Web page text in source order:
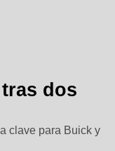
dos
clave para Buick y